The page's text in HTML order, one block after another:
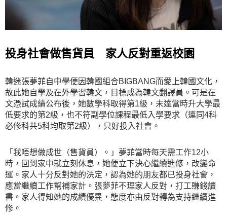
投身社會做售貨員 家人反對重返校園
韓迷張夢菲自中學便因韓國組合BIGBANG而愛上韓國文化，
故此她自學及在外學習韓文，目標成為韓文翻譯員。可是在
文憑試成績公布後，她數學科取得第1級，未達當時升大學最
低要求的第2級，也不符副學位課程最低入學要求（連同4科
必修科共5科均取第2級），只好投入社會。
「我唔想做成世（售貨員）。」夢菲當時每天需工作12小
時，回到家中就立刻休息，她便立下決心繼續進修，改變命
運。家人十分反對她的決定，認為她的朋友都已投身社會，
應當繼續工作幫補家計。張夢菲不理家人反對，打工賺錢讀
書。家人得知她的成績優異，態度亦由反對轉為支持繼續進
修。